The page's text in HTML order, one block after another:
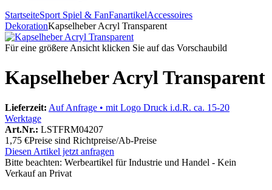
StartseiteSport Spiel & FanFanartikelAccessoires
DekorationKapselheber Acryl Transparent
Für eine größere Ansicht klicken Sie auf das Vorschaubild
Kapselheber Acryl Transparent
Lieferzeit: Auf Anfrage • mit Logo Druck i.d.R. ca. 15-20
Werktage
Art.Nr.: LSTFRM04207
1,75 €Preise sind Richtpreise/Ab-Preise
Diesen Artikel jetzt anfragen
Bitte beachten: Werbeartikel für Industrie und Handel - Kein
Verkauf an Privat